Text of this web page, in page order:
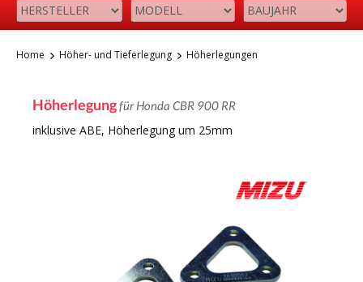
Home Höher- und Tieferlegung Höherlegungen
Höherlegungfür Honda CBR 900 RR
inklusive ABE, Höherlegung um 25mm